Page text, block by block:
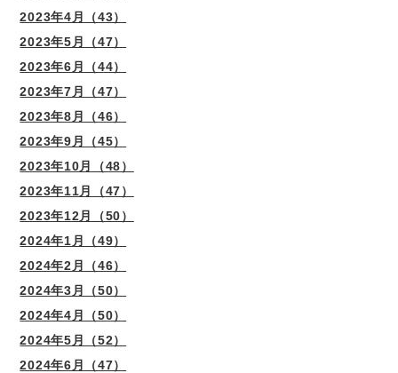
2023年4月（43）
2023年5月（47）
2023年6月（44）
2023年7月（47）
2023年8月（46）
2023年9月（45）
2023年10月（48）
2023年11月（47）
2023年12月（50）
2024年1月（49）
2024年2月（46）
2024年3月（50）
2024年4月（50）
2024年5月（52）
2024年6月（47）